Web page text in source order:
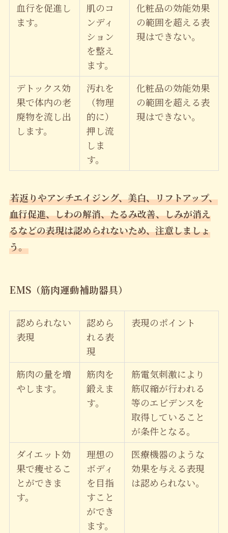
血行を促進し
ます。
肌のコ
ンディ
ション
を整え
ます。
化粧品の効能効果
の範囲を超える表
現はできない。
デトックス効
果で体内の老
廃物を流し出
します。
汚れを
（物理
的に）
押し流
しま
す。
化粧品の効能効果
の範囲を超える表
現はできない。
若返りやアンチエイジング、美白、リフトアップ、
血行促進、しわの解消、たるみ改善、しみが消え
るなどの表現は認められないため、注意しましょ
う。
EMS（筋肉運動補助器具）
認められない
表現
認めら
れる表
現
表現のポイント
筋肉の量を増
やします。
筋肉を
鍛えま
す。
筋電気刺激により
筋収縮が行われる
等のエビデンスを
取得していること
が条件となる。
ダイエット効
果で痩せるこ
とができま
す。
理想の
ボディ
を目指
すこと
ができ
ます。
医療機器のような
効果を与える表現
は認められない。